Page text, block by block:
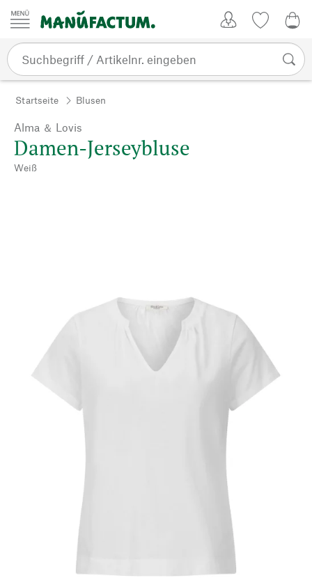
Zum Inhalt springen
Startseite Blusen
Alma ＆ Lovis
Damen-Jerseybluse
Weiß